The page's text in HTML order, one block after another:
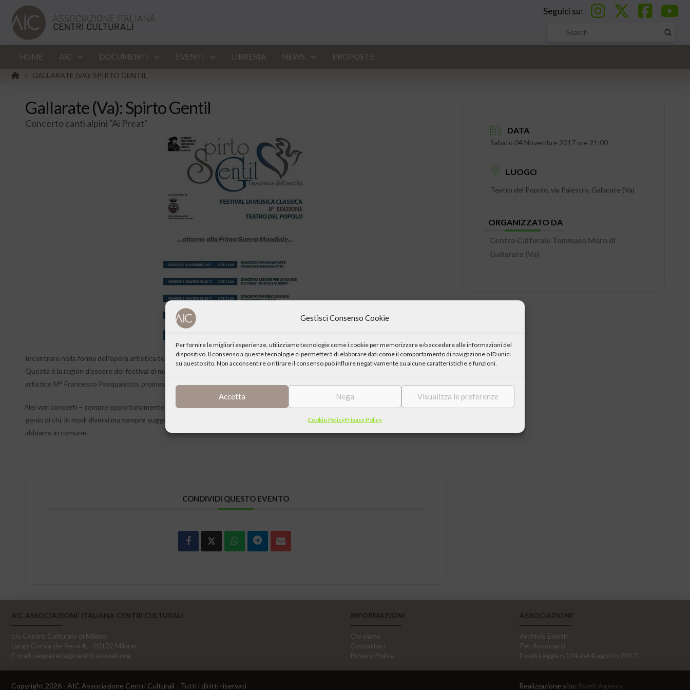
Gestisci Consenso Cookie
Per fornire le migliori esperienze, utilizziamo tecnologie come i cookie per memorizzare e/o accedere alle informazioni del
dispositivo. Il consenso a queste tecnologie ci permetterà di elaborare dati come il comportamento di navigazione o ID unici
su questo sito. Non acconsentire o ritirare il consenso può influire negativamente su alcune caratteristiche e funzioni.
Accetta Nega Visualizza le preferenze
Cookie PolicyPrivacy Policy
Seguici su:
Search
Submit
HOME AIC DOCUMENTI EVENTI LIBRERIA NEWS PROPOSTE
HOME
> GALLARATE (VA): SPIRTO GENTIL
Gallarate (Va): Spirto Gentil
Concerto canti alpini "Ai Preat"
Incontrare nella forma dell’opera artistica testimonianze di ciò che è proprio di ciascun uomo: la domanda e l’attesa del cuore.
Questa è la ragion d’essere del festival di musica classica “Spirto Gentil” giunto alla sua ottava edizione, sotto la guida del direttore
artistico M° Francesco Pasqualotto, promosso dal Centro Culturale Tommaso Moro.
Nei vari concerti – sempre opportunamente introdotti per favorire la comprensione della musica ascoltata – ci si incontrerà con il
genio di chi, in modi diversi ma sempre suggestivi e profondi, descrive le stesse esigenze di bellezza, verità, amore e giustizia che
abbiamo in comune.
CONDIVIDI QUESTO EVENTO
DATA
Sabato 04 Novembre 2017 ore 21:00
LUOGO
Teatro del Popolo, via Palestro, Gallarate (Va)
ORGANIZZATO DA
Centro Culturale Tommaso Moro di
Gallarate (Va)
AIC ASSOCIAZIONE ITALIANA CENTRI CULTURALI
c/o Centro Culturale di Milano
Largo Corsia dei Servi 4, - 20122 Milano
E-mail: segreteria@centriculturali.org
INFORMAZIONI
Chi siamo
Contattaci
Privacy Policy
ASSOCIAZIONE
Archivio Eventi
Per Associarsi
Fondi Legge n.124 del 4 agosto 2017
Copyright 2026 - AIC Associazione Centri Culturali - Tutti i diritti riservati Realizzazione sito: Sweb Agency